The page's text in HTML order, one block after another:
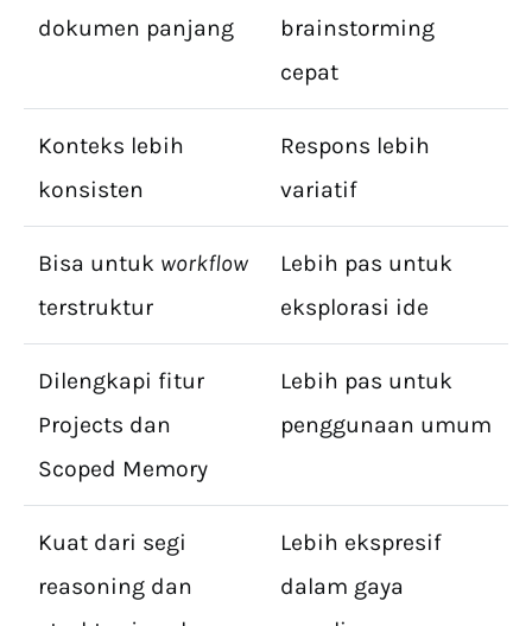
dokumen panjang
brainstorming
cepat
Konteks lebih
konsisten
Respons lebih
variatif
Bisa untuk workflow
terstruktur
Lebih pas untuk
eksplorasi ide
Dilengkapi fitur
Projects dan
Scoped Memory
Lebih pas untuk
penggunaan umum
Kuat dari segi
reasoning dan
Lebih ekspresif
dalam gaya